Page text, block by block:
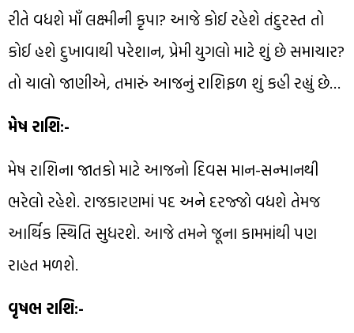
રીતે વધશે માઁ લક્ષ્મીની કૃપા? આજે કોઈ રહેશે તંદુરસ્ત તો
કોઈ હશે દુખાવાથી પરેશાન, પ્રેમી યુગલો માટે શું છે સમાચાર?
તો ચાલો જાણીએ, તમારું આજનું રાશિફળ શું કહી રહ્યું છે…
મેષ રાશિ:-
મેષ રાશિના જાતકો માટે આજનો દિવસ માન-સન્માનથી
ભરેલો રહેશે. રાજકારણમાં પદ અને દરજ્જો વધશે તેમજ
આર્થિક સ્થિતિ સુધરશે. આજે તમને જૂના કામમાંથી પણ
રાહત મળશે.
વૃષભ રાશિ:-